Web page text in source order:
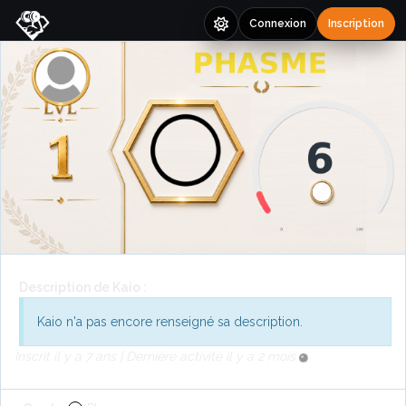
Connexion Inscription
Kaio n'a pas encore renseigné sa description.